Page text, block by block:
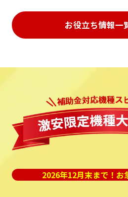
お役立ち情報一
2026年12月末まで！お